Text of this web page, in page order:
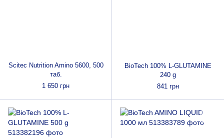
Scitec Nutrition Amino 5600, 500
таб.
1 650 грн
BioTech 100% L-GLUTAMINE
240 g
841 грн